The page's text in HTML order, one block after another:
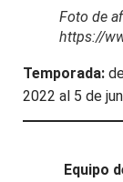
Foto de
https://
Temporada:
2022 al 5 de
Equipo